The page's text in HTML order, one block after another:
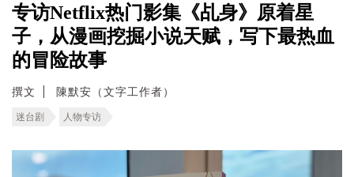
专访Netflix热门影集《乩身》原着星
子，从漫画挖掘小说天赋，写下最热血
的冒险故事
撰文 陳默安（文字工作者）
迷台剧 人物专访